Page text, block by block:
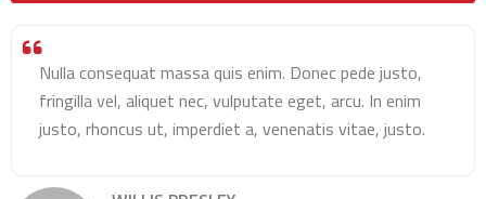
Nulla consequat massa quis enim. Donec pede justo,
fringilla vel, aliquet nec, vulputate eget, arcu. In enim
justo, rhoncus ut, imperdiet a, venenatis vitae, justo.